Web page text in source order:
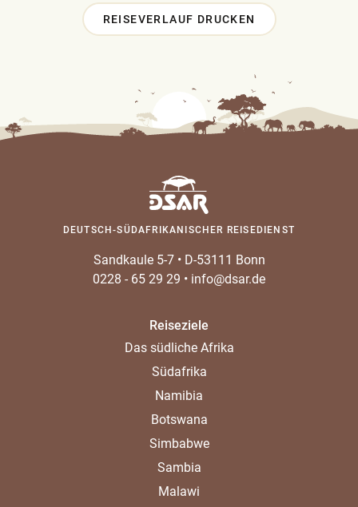
REISEVERLAUF DRUCKEN
DEUTSCH-SÜDAFRIKANISCHER REISEDIENST
Sandkaule 5-7• D-53111 Bonn
0228 - 65 29 29 • info@dsar.de
Reiseziele
Das südliche Afrika
Südafrika
Namibia
Botswana
Simbabwe
Sambia
Malawi